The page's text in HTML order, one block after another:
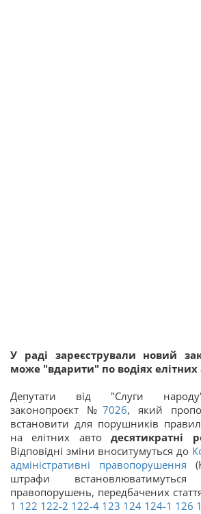
У раді зареєстрували новий
може "вдарити" по водіях елітних
Депутати від "Слуги народу"
законопроєкт № 7026, який
встановити для порушників
на елітних автодесятикратні
Відповідні зміни вноситумуться до
адміністративні правопорушення
штрафи
правопорушень, передбачених
1 122 122-2 122-4 123 124 124-1 126